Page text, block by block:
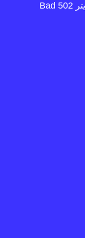
كيفية إصلاح رمز خطأ تويتر 502 Bad